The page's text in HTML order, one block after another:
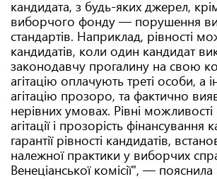
кандидата, з будь-яких джерел,
виборчого фонду — порушення
стандартів. Наприклад, рівності
кандидатів, коли один кандидат
законодавчу прогалину на свою
агітацію оплачують треті особи, а
агітацію прозоро, та фактично
нерівних умовах. Рівні
агітації і прозорість
гарантії рівності кандидатів,
належної практики у виборчих
Венеціанської комісії", —